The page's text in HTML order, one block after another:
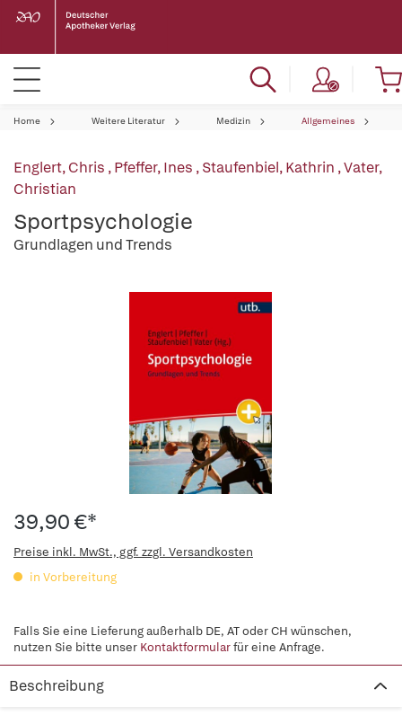
Home Weitere Literatur Medizin Allgemeines
Englert, Chris ,Pfeffer, Ines ,Staufenbiel, Kathrin ,Vater,
Christian
Sportpsychologie
Grundlagen und Trends
39,90 €*
Preise inkl. MwSt., ggf. zzgl. Versandkosten
in Vorbereitung
Falls Sie eine Lieferung außerhalb DE, AT oder CH wünschen,
nutzen Sie bitte unser Kontaktformularfür eine Anfrage.
Beschreibung